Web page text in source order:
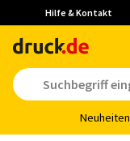
Hilfe & Kontakt
Neu­hei­ten